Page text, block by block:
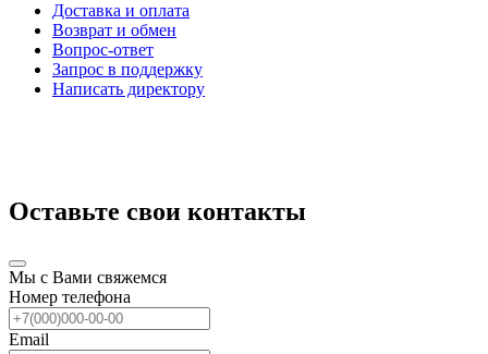
Доставка и оплата
Возврат и обмен
Вопрос-ответ
Запрос в поддержку
Написать директору
Оставьте свои контакты
Мы с Вами свяжемся
Номер телефона
Email